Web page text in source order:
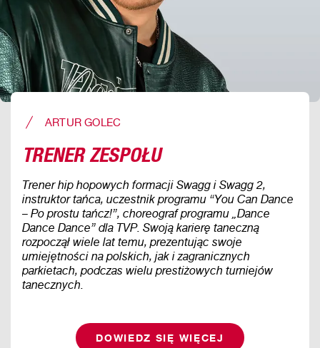
ARTUR GOLEC
TRENER ZESPOŁU
Trener hip hopowych formacji Swagg i Swagg 2,
instruktor tańca, uczestnik programu “You Can Dance
– Po prostu tańcz!”, choreograf programu „Dance
Dance Dance” dla TVP. Swoją karierę taneczną
rozpoczął wiele lat temu, prezentując swoje
umiejętności na polskich, jak i zagranicznych
parkietach, podczas wielu prestiżowych turniejów
tanecznych.
DOWIEDZ SIĘ WIĘCEJ